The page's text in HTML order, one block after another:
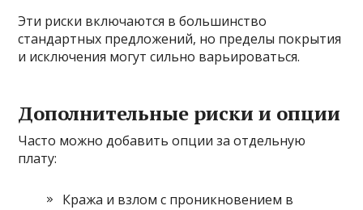
Эти риски включаются в большинство
стандартных предложений, но пределы покрытия
и исключения могут сильно варьироваться.
Дополнительные риски и опции
Часто можно добавить опции за отдельную
плату:
Кража и взлом с проникновением в